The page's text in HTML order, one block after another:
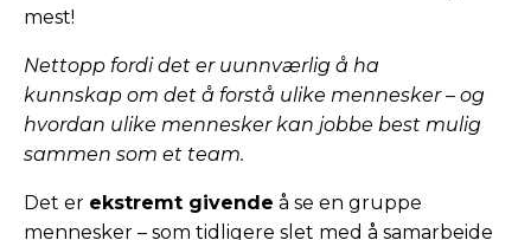
mest!
Nettopp fordi det er uunnværlig å ha
kunnskap om det å forstå ulike mennesker – og
hvordan ulike mennesker kan jobbe best mulig
sammen som et team.
Det er ekstremt givende å se en gruppe
mennesker – som tidligere slet med å samarbeide